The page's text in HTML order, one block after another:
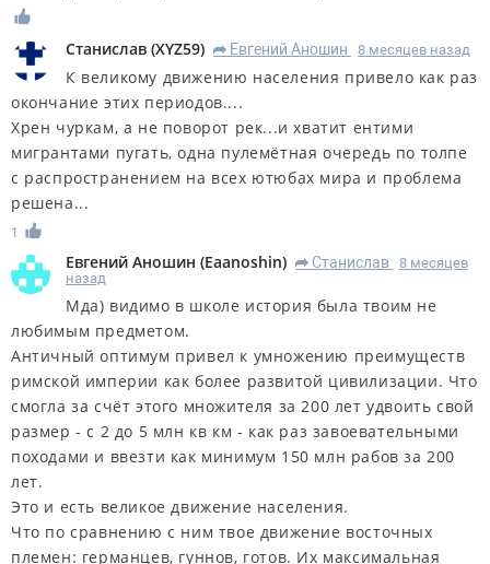
Станислав (XYZ59) R Евгений Аношин 8 месяцев назад
К великому движению населения привело как раз
окончание этих периодов....
Хрен чуркам, а не поворот рек...и хватит ентими
мигрантами пугать, одна пулемётная очередь по толпе
с распространением на всех ютюбах мира и проблема
решена...
1
Евгений Аношин (Eaanoshin) R Станислав
8 месяцев
назад
Мда) видимо в школе история была твоим не
любимым предметом.
Античный оптимум привел к умножению преимуществ
римской империи как более развитой цивилизации. Что
смогла за счёт этого множителя за 200 лет удвоить свой
размер - с 2 до 5 млн кв км - как раз завоевательными
походами и ввезти как минимум 150 млн рабов за 200
лет.
Это и есть великое движение населения.
Что по сравнению с ним твое движение восточных
племен: германцев, гуннов, готов. Их максимальная